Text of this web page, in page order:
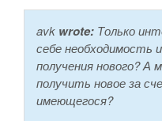
avk wrote: Только
себе необходимость
получения нового?
получить новое за
имеющегося?